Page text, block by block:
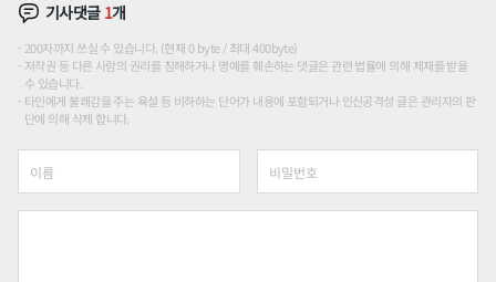
기사댓글 1개
200자까지 쓰실 수 있습니다. (현재 0 byte / 최대 400byte)
저작권 등 다른 사람의 권리를 침해하거나 명예를 훼손하는 댓글은 관련 법률에 의해 제재를 받을
수 있습니다.
타인에게 불쾌감을 주는 욕설 등 비하하는 단어가 내용에 포함되거나 인신공격성 글은 관리자의 판
단에 의해 삭제 합니다.